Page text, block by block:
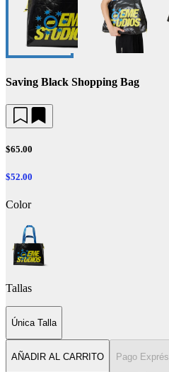
Saving Black Shopping Bag
$65.00
$52.00
Color
Tallas
Única Talla
AÑADIR AL CARRITO Pago Exprés